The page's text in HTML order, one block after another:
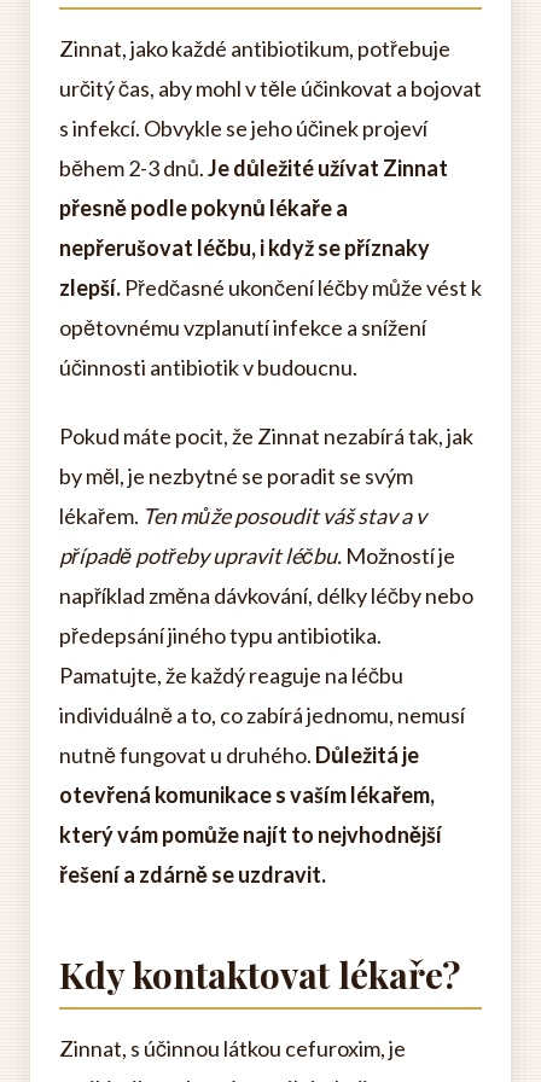
Zinnat, jako každé antibiotikum, potřebuje
určitý čas, aby mohl v těle účinkovat a bojovat
s infekcí. Obvykle se jeho účinek projeví
během 2-3 dnů.Je důležité užívat Zinnat
přesně podle pokynů lékaře a
nepřerušovat léčbu, i když se příznaky
zlepší. Předčasné ukončení léčby může vést k
opětovnému vzplanutí infekce a snížení
účinnosti antibiotik v budoucnu.
Pokud máte pocit, že Zinnat nezabírá tak, jak
by měl, je nezbytné se poradit se svým
lékařem. Ten může posoudit váš stav a v
případě potřeby upravit léčbu. Možností je
například změna dávkování, délky léčby nebo
předepsání jiného typu antibiotika.
Pamatujte, že každý reaguje na léčbu
individuálně a to, co zabírá jednomu, nemusí
nutně fungovat u druhého. Důležitá je
otevřená komunikace s vaším lékařem,
který vám pomůže najít to nejvhodnější
řešení a zdárně se uzdravit.
Kdy kontaktovat lékaře?
Zinnat, s účinnou látkou cefuroxim, je